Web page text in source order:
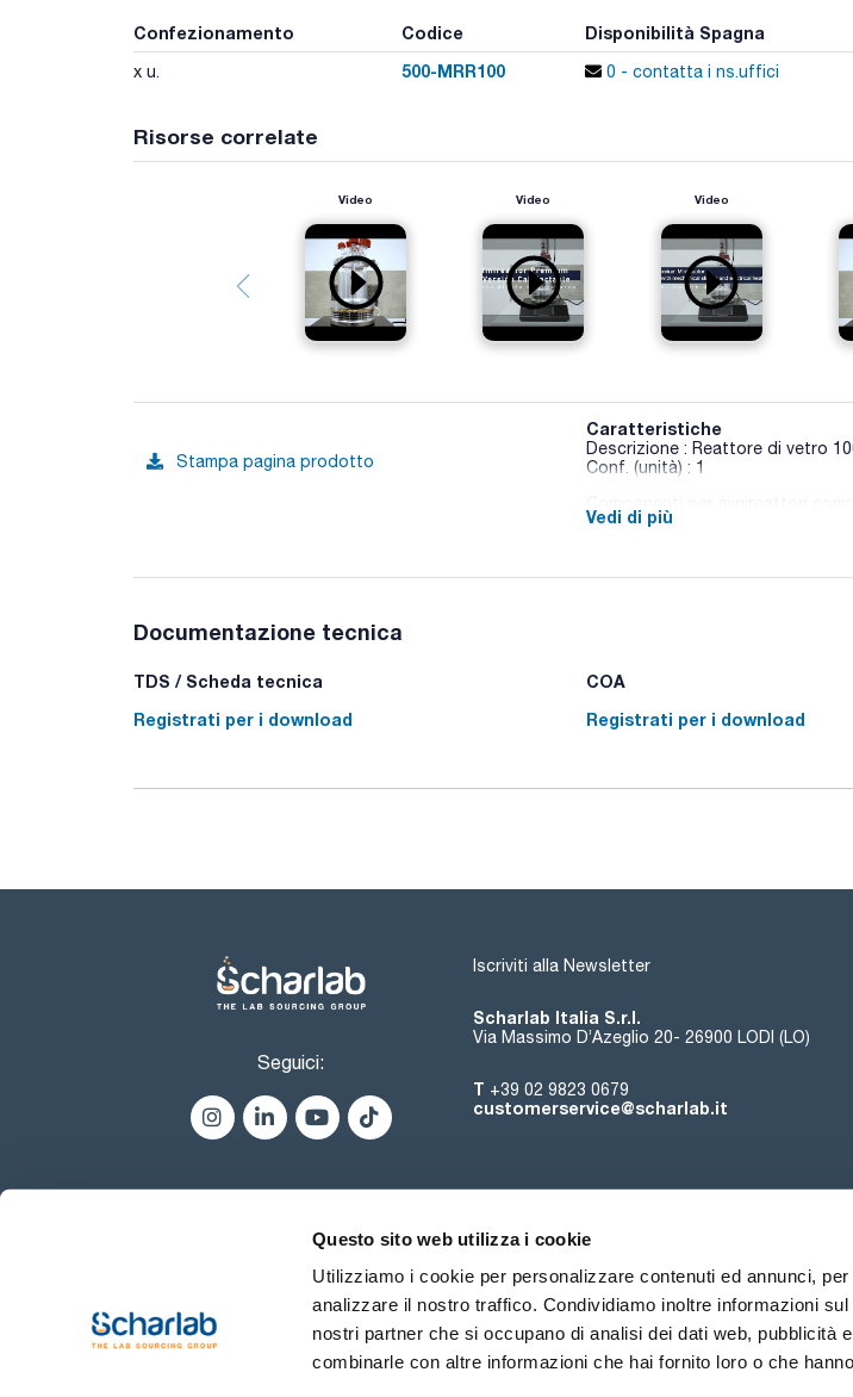
Questo sito web utilizza i cookie
Utilizziamo i cookie per personalizzare contenuti ed annunci,
analizzare il nostro traffico. Condividiamo inoltre informazioni
nostri partner che si occupano di analisi dei dati web, pubblicità
combinarle con altre informazioni che hai fornito loro o che
Confezionamento Codice Disponibilità Spagna
x u. 500-MRR100 0 - contatta i ns.uffici
Risorse correlate
Video Video Video
Stampa pagina prodotto
Caratteristiche
Descrizione : Reattore di vetro
Conf. (unità) : 1
Vedi di più
Documentazione tecnica
TDS / Scheda tecnica
Registrati per i download
COA
Registrati per i download
Seguici:
Iscriviti alla Newsletter
Scharlab Italia S.r.l.
Via Massimo D’Azeglio 20- 26900 LODI (LO)
T +39 02 9823 0679
customerservice@scharlab.it
Chi siamo Eventi
Termini di utilizzo Condizioni di vendita Politica sui cookie